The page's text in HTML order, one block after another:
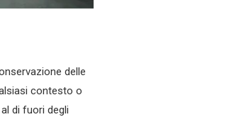
delle
contesto o
di fuori degli